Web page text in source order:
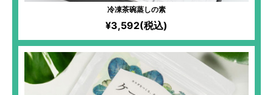
冷凍茶碗蒸しの素
¥3,592(税込)